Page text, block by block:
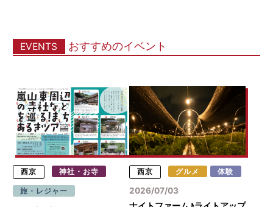
EVENTS おすすめのイベント
西京 神社・お寺
旅・レジャー
西京 グルメ 体験
2026/07/03